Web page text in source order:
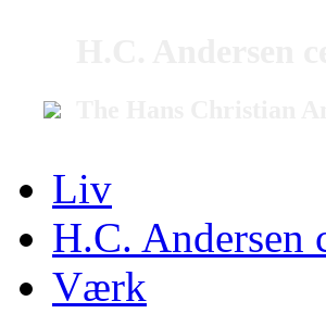
Liv
H.C. Andersen
Værk